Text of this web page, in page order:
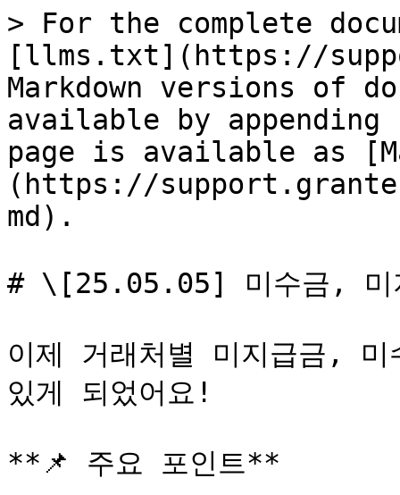
> For the complete
[llms.txt](https://
Markdown versions of
available by
page is available as
(https://
md).
# \[25.05.05] 미수금, 미
이제 거래처별 미지급금,
있게 되었어요!
**📌 주요 포인트**